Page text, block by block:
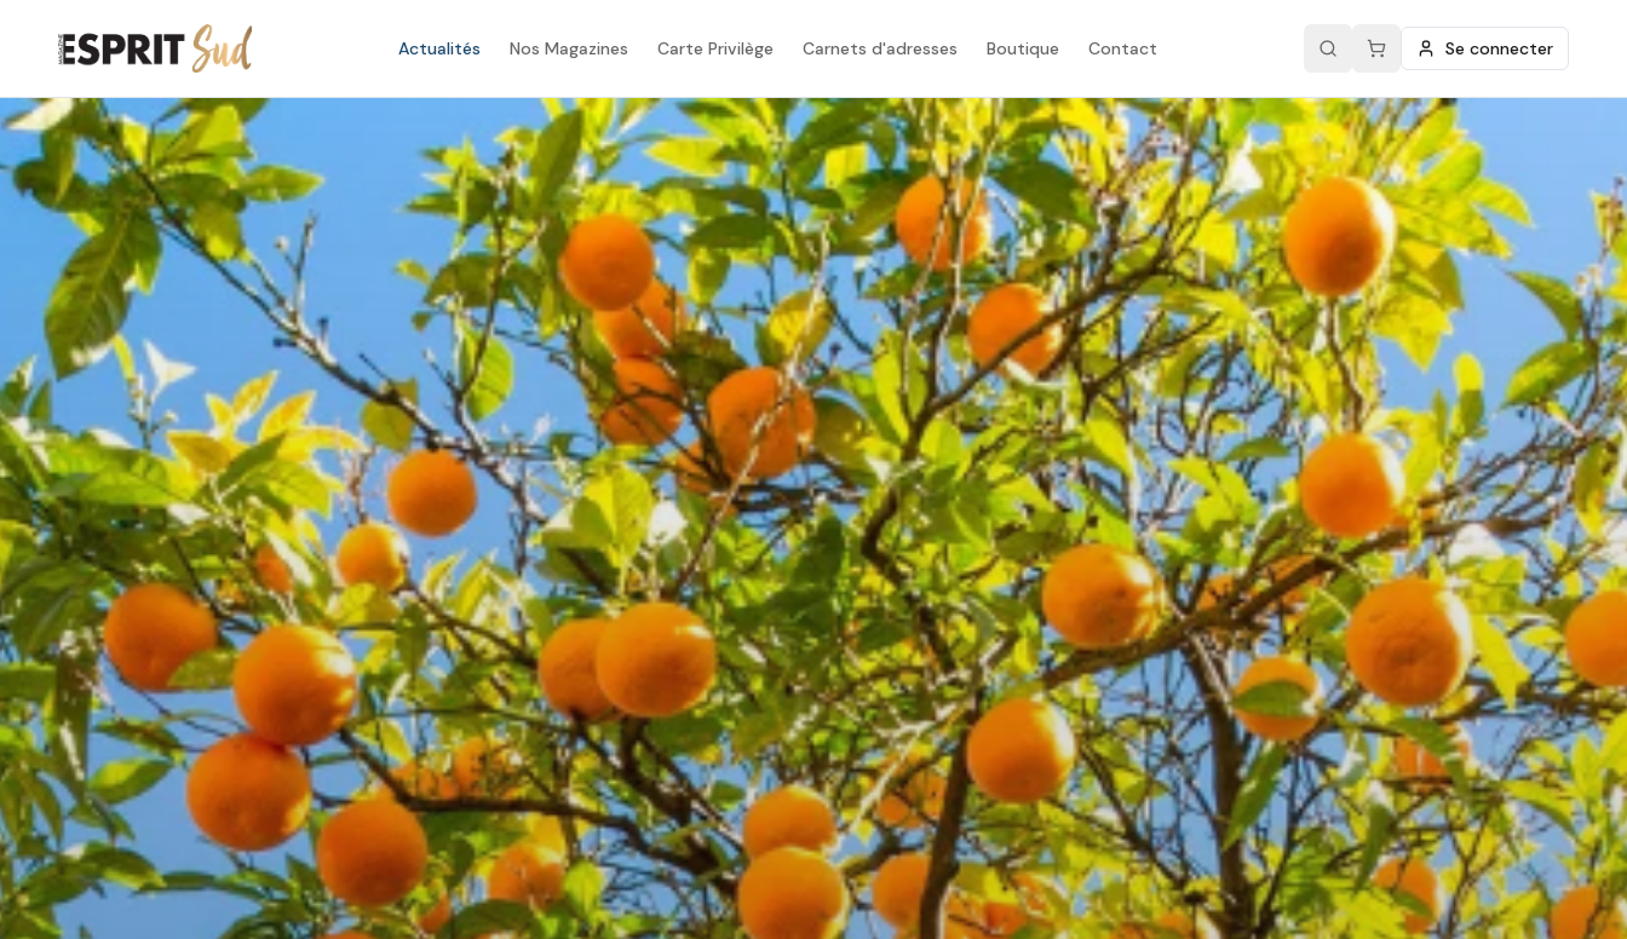
Actualités Nos Magazines Carte Privilège Carnets d'adresses Boutique Contact Se connecter